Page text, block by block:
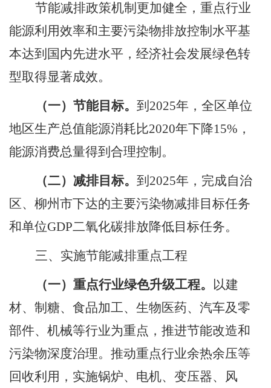
节能减排政策机制更加健全，重点行业
能源利用效率和主要污染物排放控制水平基
本达到国内先进水平，经济社会发展绿色转
型取得显著成效。
（一）节能目标。 到 2025年，全区单位
地区生产总值能源消耗比2020年下降15% ，
能源消费总量得到合理控制。
（二）减排目标。 到 2025年，完成自治
区、柳州市下达的主要污染物减排目标任务
和单位GDP二氧化碳排放降低目标任务。
三、实施节能减排重点工程
（一）重点行业绿色升级工程。
以建
材、制糖、食品加工、 生物医药、 汽车及零
部件、机械等行业为重点，推进节能改造和
污染物深度治理。推动重点行业余热余压等
回收利用，实施锅炉、电机、变压器、风